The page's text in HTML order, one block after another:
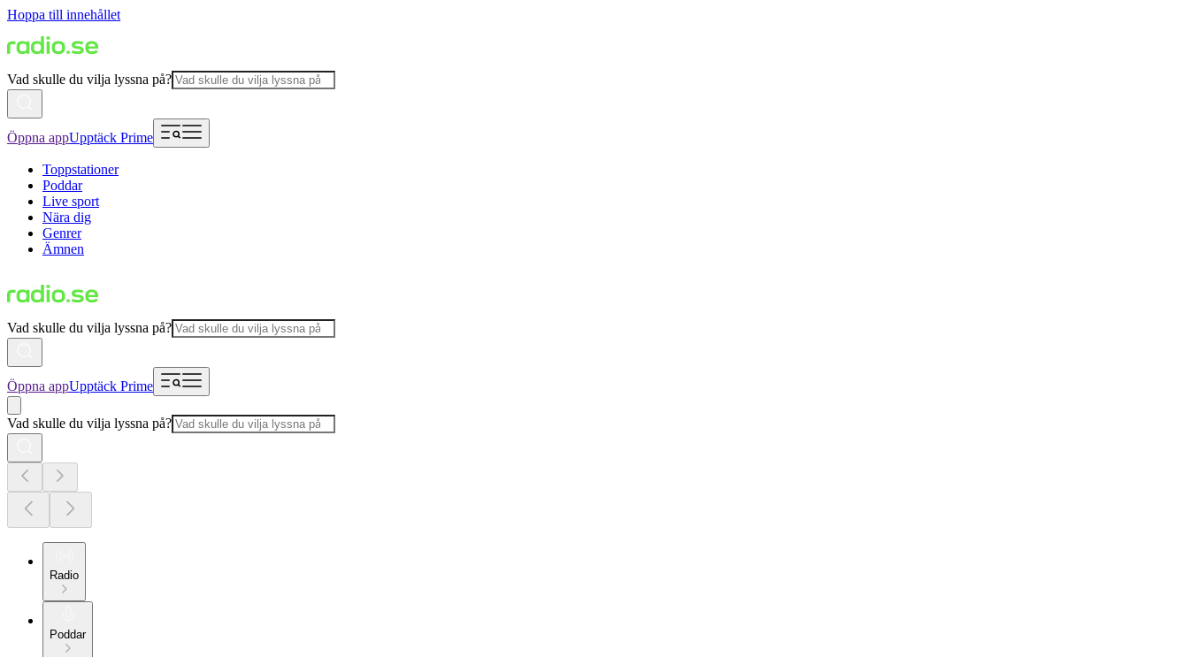
Hoppa till innehållet
Vad skulle du vilja lyssna på?
Öppna appUpptäck Prime
Toppstationer
Poddar
Live sport
Nära dig
Genrer
Ämnen
Vad skulle du vilja lyssna på?
Öppna appUpptäck Prime
Vad skulle du vilja lyssna på?
Radio
Poddar